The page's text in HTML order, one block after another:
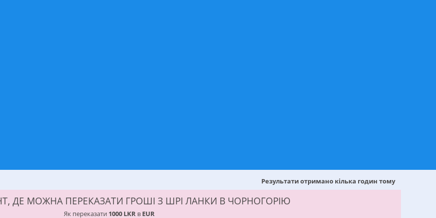
Результати отримано кілька годин тому
ДЕ МОЖНА ПЕРЕКАЗАТИ ГРОШІ З ШРІ ЛАНКИ В ЧОРНОГОРІЮ
Як переказати 1000 LKRв EUR